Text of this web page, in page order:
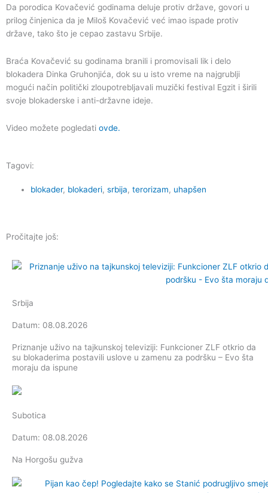
Da porodica Kovačević godinama deluje protiv države, govori u
prilog činjenica da je Miloš Kovačević već imao ispade protiv
države, tako što je cepao zastavu Srbije.
Braća Kovačević su godinama branili i promovisali lik i delo
blokadera Dinka Gruhonjića, dok su u isto vreme na najgrublji
mogući način politički zloupotrebljavali muzički festival Egzit i širili
svoje blokaderske i anti-državne ideje.
Video možete pogledati ovde.
Tagovi:
blokader, blokaderi,srbija,terorizam, uhapšen
Pročitajte još:
Srbija
Datum: 08.08.2026
Priznanje uživo na tajkunskoj televiziji: Funkcioner ZLF otkrio da
su blokaderima postavili uslove u zamenu za podršku – Evo šta
moraju da ispune
Subotica
Datum: 08.08.2026
Na Horgošu gužva